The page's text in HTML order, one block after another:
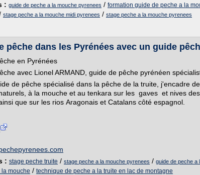
: guide de peche a la mouche pyrenees / formation guide de peche a la
stage peche a la mouche midi pyrenees / stage peche a la mouche pyrenees
pêche dans les Pyrénées avec un guide
en Pyrénées
avec Lionel ARMAND, guide de pêche pyrénéen
de pêche spécialisé dans la pêche de la truite, j'encadre
à la mouche et au tenkara sur les gaves et nives
que sur les rios Aragonais et Catalans côté espagnol.
: stage peche truite / stage peche a la mouche pyrenees / guide de peche a
mouche / technique de peche a la truite en lac de montagne